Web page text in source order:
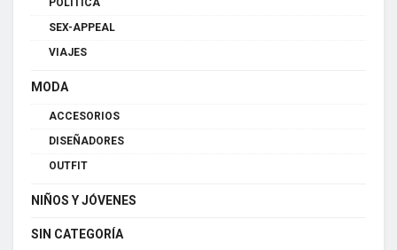
POLÍTICA
SEX-APPEAL
VIAJES
MODA
ACCESORIOS
DISEÑADORES
OUTFIT
NIÑOS Y JÓVENES
SIN CATEGORÍA